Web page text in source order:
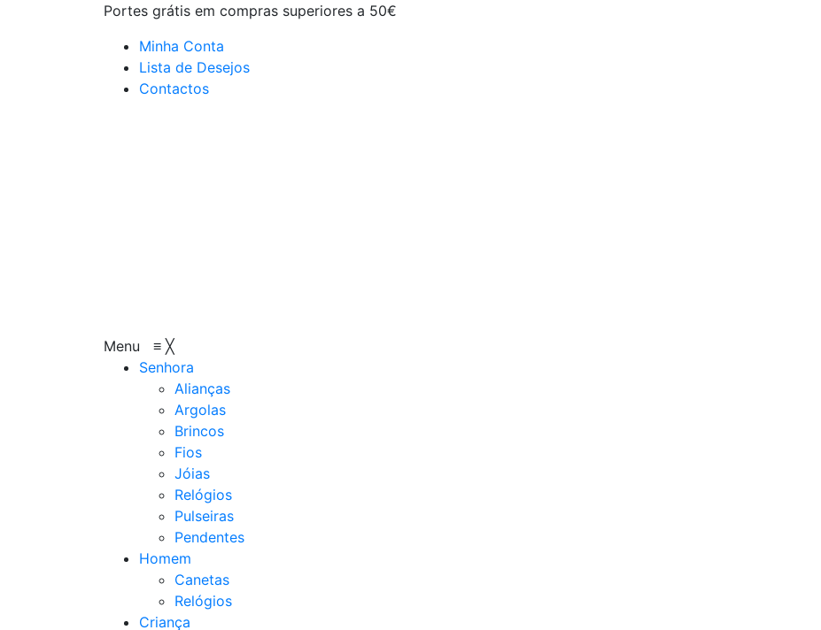
Portes grátis em compras superiores a 50€
Minha Conta
Lista de Desejos
Contactos
Menu ≡ ╳
Senhora
Alianças
Argolas
Brincos
Fios
Jóias
Relógios
Pulseiras
Pendentes
Homem
Canetas
Relógios
Criança